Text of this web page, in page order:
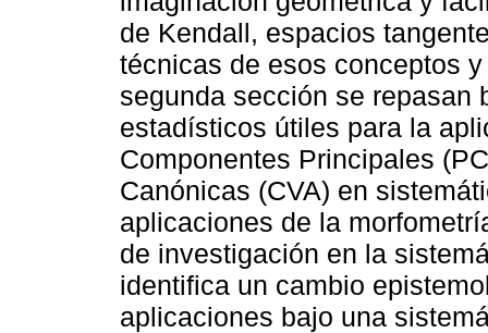
de Kendall, espacios
técnicas de esos conceptos
segunda sección se repasan
estadísticos útiles para la
Componentes Principales
Canónicas (CVA) en
aplicaciones de la
de investigación en la
identifica un cambio
aplicaciones bajo una